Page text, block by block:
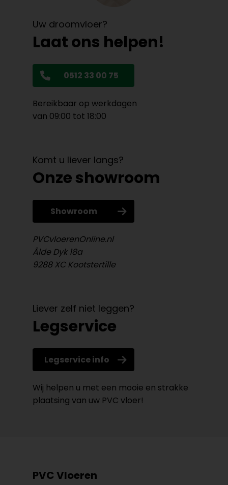
Uw droomvloer?
Laat ons helpen!
0512 33 00 75
Bereikbaar op werkdagen
van 09:00 tot 18:00
Komt u liever langs?
Onze showroom
Showroom
PVCvloerenOnline.nl
Âlde Dyk 18a
9288 XC Kootstertille
Liever zelf niet leggen?
Legservice
Legservice info
Wij helpen u met een mooie en strakke
plaatsing van uw PVC vloer!
PVC Vloeren